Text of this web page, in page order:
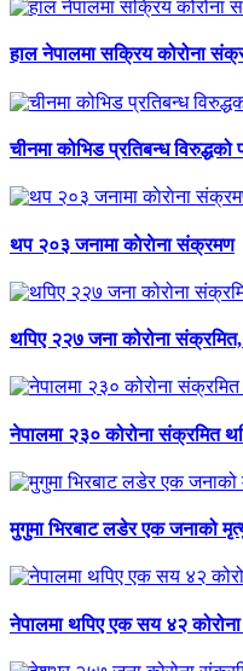
हाल नेपालमा सक्रिय कोरोना
चीनमा कोभिड प्रतिबन्ध विरुद्धको
थप २०३ जनामा काेराेना संक्रमण
थपिए २२७ जना कोरोना
नेपालमा २३० कोरोना संक्रमित
मुगुमा भिरबाट लडेर एक जनाको
नेपालमा थपिए एक सय ४२